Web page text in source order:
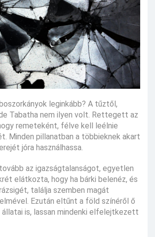
leginkább? A tűztől,
Tabatha nem ilyen volt. Rettegett az
remeteként, félve kell leélnie
Minden pillanatban a többieknek akart
jóra használhassa.
az igazságtalanságot, egyetlen
elátkozta, hogy ha bárki belenéz, és
találja szemben magát
Ezután eltűnt a föld színéről ő
állatai is, lassan mindenki elfelejtkezett